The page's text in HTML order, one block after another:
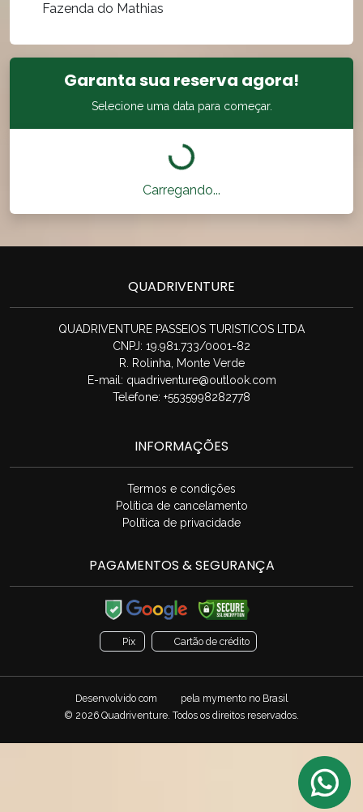
Fazenda do Mathias
Garanta sua reserva agora!
Selecione uma data para começar.
Carregando...
QUADRIVENTURE
QUADRIVENTURE PASSEIOS TURISTICOS LTDA
CNPJ: 19.981.733/0001-82
R. Rolinha, Monte Verde
E-mail: quadriventure@outlook.com
Telefone: +5535998282778
INFORMAÇÕES
Termos e condições
Política de cancelamento
Política de privacidade
PAGAMENTOS & SEGURANÇA
Pix Cartão de crédito
Desenvolvido com pela mymento no Brasil
© 2026 Quadriventure. Todos os direitos reservados.